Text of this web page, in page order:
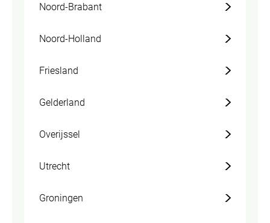
Noord-Brabant
Noord-Holland
Friesland
Gelderland
Overijssel
Utrecht
Groningen